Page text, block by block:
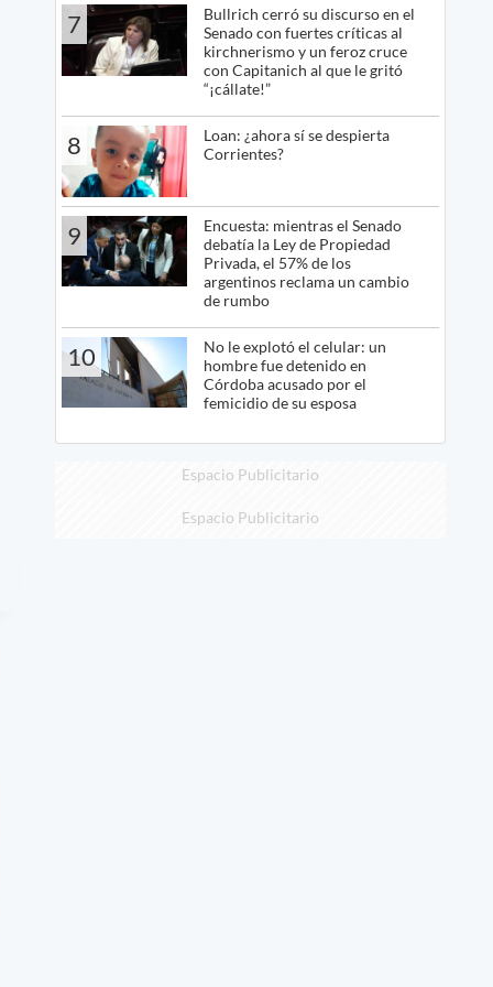
7
Bullrich cerró su discurso en el
Senado con fuertes críticas al
kirchnerismo y un feroz cruce
con Capitanich al que le gritó
“¡cállate!”
8
Loan: ¿ahora sí se despierta
Corrientes?
9
Encuesta: mientras el Senado
debatía la Ley de Propiedad
Privada, el 57% de los
argentinos reclama un cambio
de rumbo
10
No le explotó el celular: un
hombre fue detenido en
Córdoba acusado por el
femicidio de su esposa
Espacio Publicitario
Espacio Publicitario